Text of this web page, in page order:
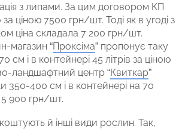
з липами. За цим договором КП
ціною 7500 грн/шт. Тоді як в угоді з
ціна складала 7 200 грн/шт.
магазин “Проксіма” пропонує таку
см і в контейнері 45 літрів за ціною
ландшафтний центр “Квиткар”
350-400 см і в контейнері на 70
5 900 грн/шт.
й інші види рослин. Так,